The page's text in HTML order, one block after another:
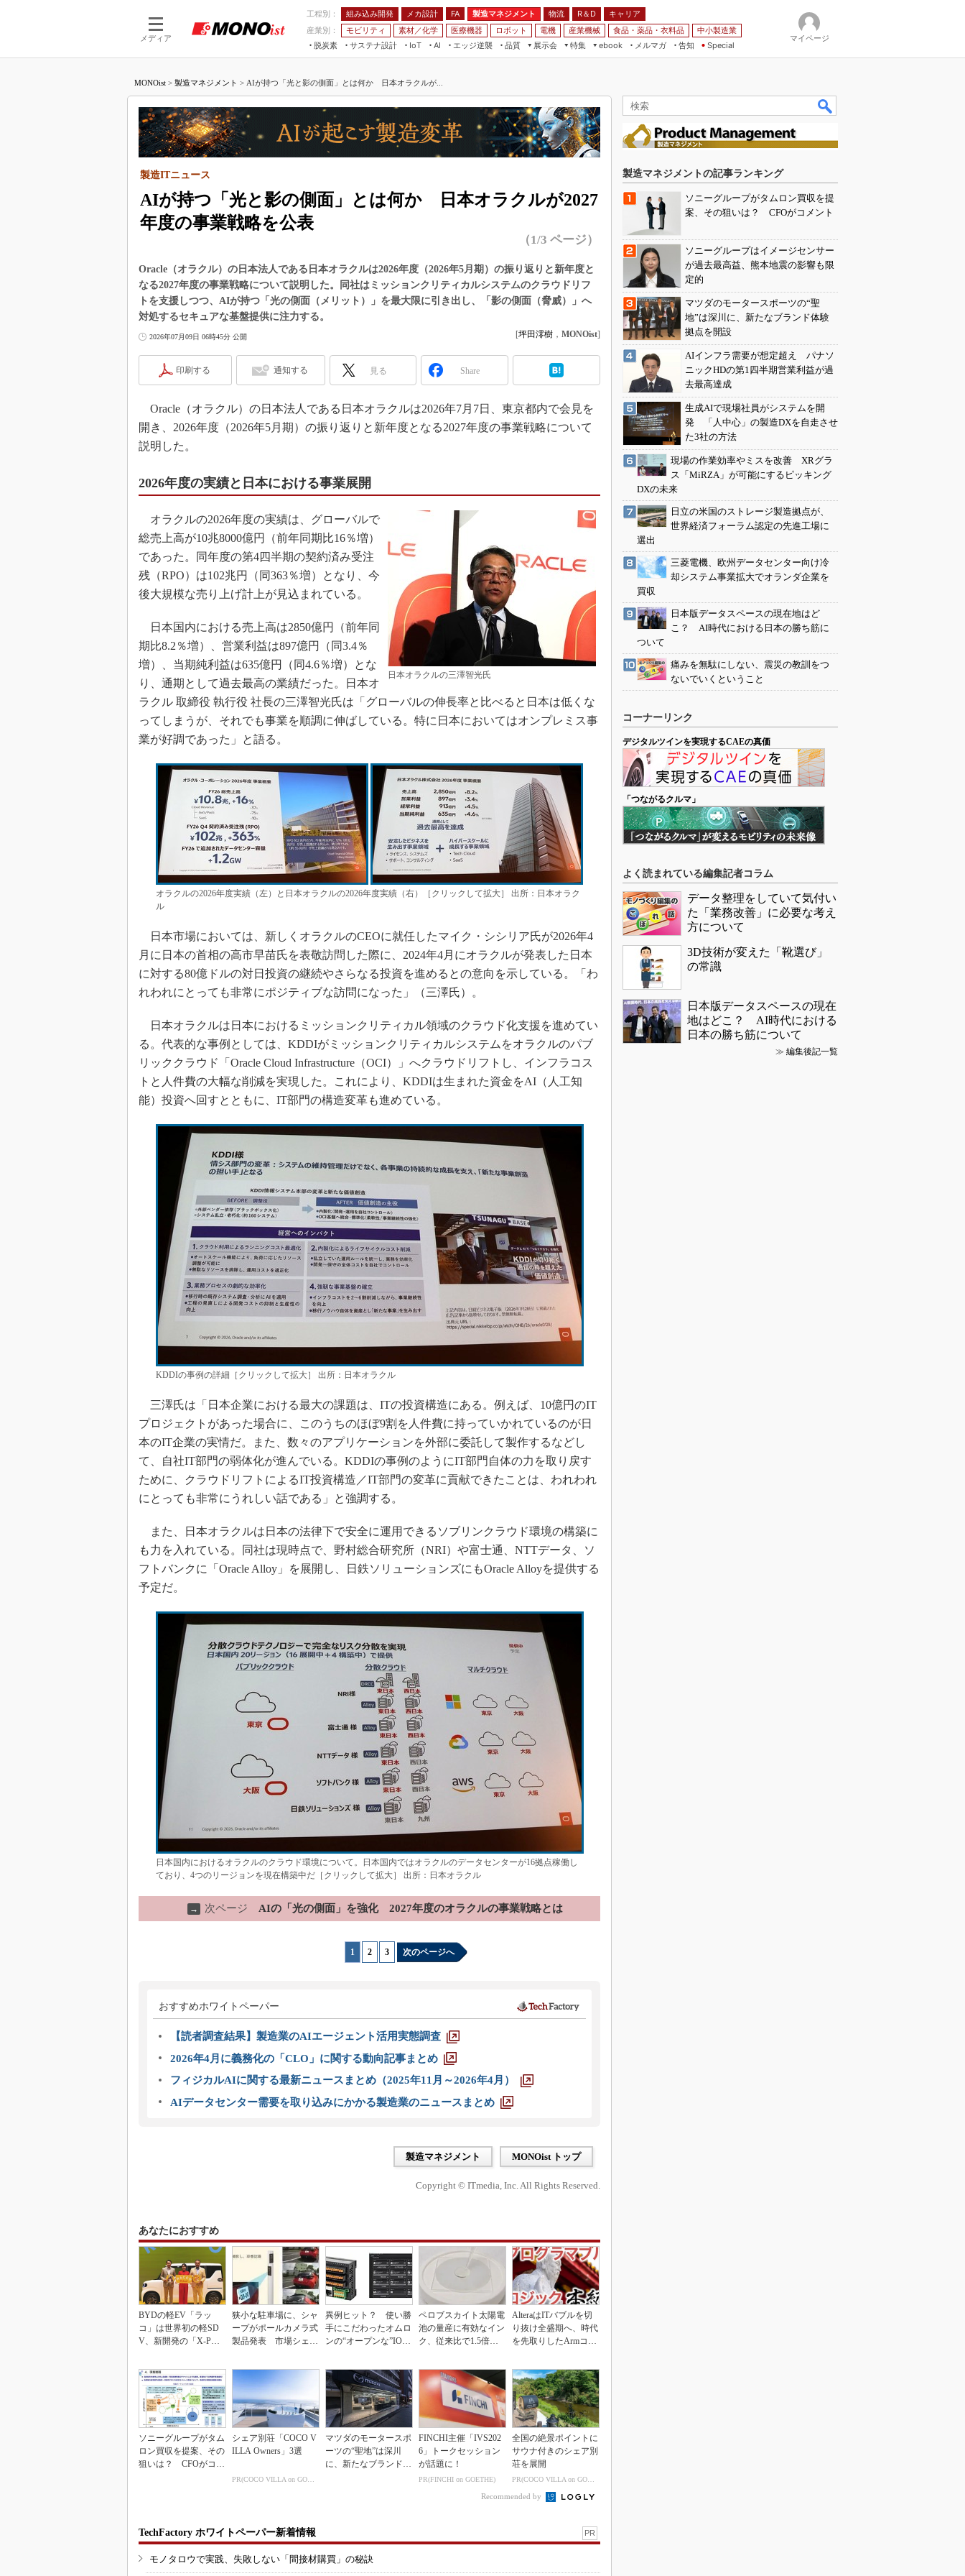
メディア
工程別： 組み込み開発 メカ設計 FA 製造マネジメント 物流 R＆D
キャリア
産業別：
モビリティ 素材／化学 医療機器 ロボット 電機 産業機械 食品・薬品・衣料品
中小製造業
脱炭素
サステナ設計
IoT
つながる工場
つながるサービス
AI
AI×設備保全
Physical AI
エッジ逆襲 品質
展示会
JIMTOF
組込み/エッジ コンピューティング
展＆IoT/5Gソリューション展
IIFES
国際ロボット展
TECHNO-FRONTIER
EdgeTech+
日本ものづくりワールド
特集
つながるクルマ
5G
VR／AR
フィールドサービス
組み込み画像技術
ISO26262
無償設計ツール
S＆OP
イノベーション
海外生産
グローバル設計・開発
制御セキュリティ
新型コロナへの対応
ebook
製造マネジメント
FA
モビリティ
メルマガ
告知 Special
マイページ
MONOist > 製造マネジメント > AIが持つ「光と影の側面」とは何か 日本オラクルが...
AIが持つ「光と影の側面」とは何か 日本オラクルが2027
年度の事業戦略を公表
製造ITニュース
（1/3 ページ）
Oracle（オラクル）の日本法人である日本オラクルは2026年度（2026年5月期）の振り返りと新年度と
なる2027年度の事業戦略について説明した。同社はミッションクリティカルシステムのクラウドリフ
トを支援しつつ、AIが持つ「光の側面（メリット）」を最大限に引き出し、「影の側面（脅威）」へ
対処するセキュアな基盤提供に注力する。
2026年07月09日 06時45分 公開 [坪田澪樹 ， MONOist]
印刷する 通知する 見る Share
Oracle（オラクル）の日本法人である日本オラクルは2026年7月7日、東京都内で会見を
開き、2026年度（2026年5月期）の振り返りと新年度となる2027年度の事業戦略について
説明した。
2026年度の実績と日本における事業展開
日本オラクルの三澤智光氏
オラクルの2026年度の実績は、グローバルで
総売上高が10兆8000億円（前年同期比16％増）
であった。同年度の第4四半期の契約済み受注
残（RPO）は102兆円（同363％増）となり、今
後大規模な売り上げ計上が見込まれている。
日本国内における売上高は2850億円（前年同
期比8.2％増）、営業利益は897億円（同3.4％
増）、当期純利益は635億円（同4.6％増）とな
り、通期として過去最高の業績だった。日本オ
ラクル 取締役 執行役 社長の三澤智光氏は「グローバルの伸長率と比べると日本は低くな
ってしまうが、それでも事業を順調に伸ばしている。特に日本においてはオンプレミス事
業が好調であった」と語る。
オラクルの2026年度実績（左）と日本オラクルの2026年度実績（右）［クリックして拡大］ 出所：日本オラク
ル
日本市場においては、新しくオラクルのCEOに就任したマイク・シシリア氏が2026年4
月に日本の首相の高市早苗氏を表敬訪問した際に、2024年4月にオラクルが発表した日本
に対する80億ドルの対日投資の継続やさらなる投資を進めるとの意向を示している。「わ
れわれにとっても非常にポジティブな訪問になった」（三澤氏）。
日本オラクルは日本におけるミッションクリティカル領域のクラウド化支援を進めてい
る。代表的な事例としては、KDDIがミッションクリティカルシステムをオラクルのパブ
リッククラウド「Oracle Cloud Infrastructure（OCI）」へクラウドリフトし、インフラコス
トと人件費の大幅な削減を実現した。これにより、KDDIは生まれた資金をAI（人工知
能）投資へ回すとともに、IT部門の構造変革も進めている。
KDDIの事例の詳細［クリックして拡大］ 出所：日本オラクル
三澤氏は「日本企業における最大の課題は、ITの投資構造にある。例えば、10億円のIT
プロジェクトがあった場合に、このうちのほぼ9割を人件費に持っていかれているのが日
本のIT企業の実情だ。また、数々のアプリケーションを外部に委託して製作するなどし
て、自社IT部門の弱体化が進んでいる。KDDIの事例のようにIT部門自体の力を取り戻す
ために、クラウドリフトによるIT投資構造／IT部門の変革に貢献できたことは、われわれ
にとっても非常にうれしい話である」と強調する。
また、日本オラクルは日本の法律下で安全に運用できるソブリンクラウド環境の構築に
も力を入れている。同社は現時点で、野村総合研究所（NRI）や富士通、NTTデータ、ソ
フトバンクに「Oracle Alloy」を展開し、日鉄ソリューションズにもOracle Alloyを提供する
予定だ。
日本国内におけるオラクルのクラウド環境について。日本国内ではオラクルのデータセンターが16拠点稼働し
ており、4つのリージョンを現在構築中だ［クリックして拡大］ 出所：日本オラクル
→ 次ページ AIの「光の側面」を強化 2027年度のオラクルの事業戦略とは
1 2 3 次のページへ
おすすめホワイトペーパー
【読者調査結果】製造業のAIエージェント活用実態調査
2026年4月に義務化の「CLO」に関する動向記事まとめ
フィジカルAIに関する最新ニュースまとめ（2025年11月～2026年4月）
AIデータセンター需要を取り込みにかかる製造業のニュースまとめ
製造マネジメント MONOist トップ
Copyright © ITmedia, Inc. All Rights Reserved.
あなたにおすすめ
BYDの軽EV「ラッ
コ」は世界初の軽SD
V、新開発の「X-PAC
狭小な駐車場に、シャ
ープがポールカメラ式
製品発表 市場シェア
異例ヒット？ 使い勝
手にこだわったオムロ
ンの“オープンな”IO-L
ペロブスカイト太陽電
池の量産に有効なイン
ク、従来比で1.5倍の
AlteraはITバブルを切
り抜け全盛期へ、時代
を先取りしたArmコア
ソニーグループがタム
ロン買収を提案、その
狙いは？ CFOがコメ
シェア別荘「COCO V
ILLA Owners」3選
PR(COCO VILLA on GOETHE)
マツダのモータースポ
ーツの“聖地”は深川
に、新たなブランド体
FINCHI主催「IVS202
6」トークセッション
が話題に！
PR(FINCHI on GOETHE)
全国の絶景ポイントに
サウナ付きのシェア別
荘を展開
PR(COCO VILLA on GOETHE)
Recommended by
TechFactory ホワイトペーパー新着情報 PR
モノタロウで実践、失敗しない「間接材購買」の秘訣
製造マネジメントの記事ランキング
ソニーグループがタムロン買収を提
案、その狙いは？ CFOがコメント
ソニーグループはイメージセンサー
が過去最高益、熊本地震の影響も限
定的
マツダのモータースポーツの“聖
地”は深川に、新たなブランド体験
拠点を開設
AIインフラ需要が想定超え パナソ
ニックHDの第1四半期営業利益が過
去最高達成
生成AIで現場社員がシステムを開
発 「人中心」の製造DXを自走させ
た3社の方法
現場の作業効率やミスを改善 XRグラ
ス「MiRZA」が可能にするピッキング
DXの未来
日立の米国のストレージ製造拠点が、
世界経済フォーラム認定の先進工場に
選出
三菱電機、欧州データセンター向け冷
却システム事業拡大でオランダ企業を
買収
日本版データスペースの現在地はど
こ？ AI時代における日本の勝ち筋に
ついて
痛みを無駄にしない、震災の教訓をつ
ないでいくということ
コーナーリンク
デジタルツインを実現するCAEの真価
「つながるクルマ」
よく読まれている編集記者コラム
データ整理をしていて気付い
た「業務改善」に必要な考え
方について
3D技術が変えた「靴選び」
の常識
日本版データスペースの現在
地はどこ？ AI時代における
日本の勝ち筋について
≫ 編集後記一覧